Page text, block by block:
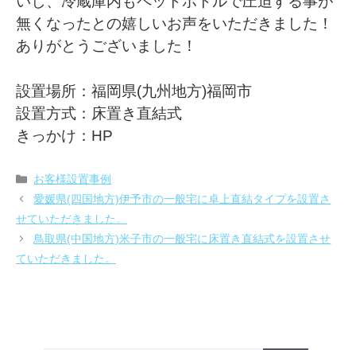
無くなったとの嬉しいお声をいただきました！
ありがとうございました！
設置場所：福岡県(九州地方)福岡市
設置方式：床置き直結式
きっかけ：HP
カ
テ
リ
ー
お客様設置事例
愛媛県(四国地方)伊予市の一般宅に卓上直結タイプを設置さ
せていただきました。
鳥取県(中国地方)米子市の一般宅に床置き直結式を設置させ
ていただきました。